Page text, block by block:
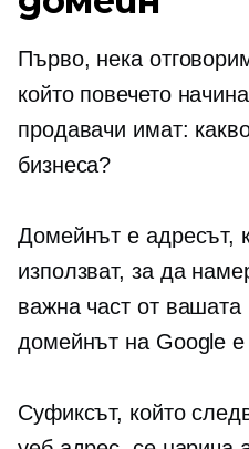
Първо, нека
който повечето
продавачи имат:
бизнеса?
Домейнът е адресът,
използват, за да
важна част от
домейнът на Google
Суфиксът, който